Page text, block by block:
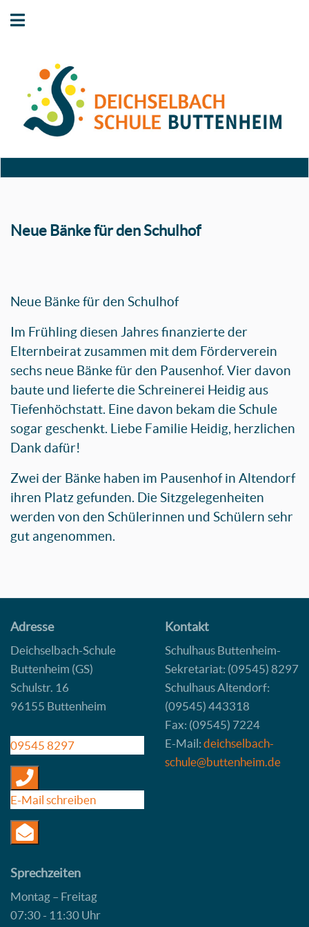
Neue Bänke für den Schulhof
Neue Bänke für den Schulhof
Im Frühling diesen Jahres finanzierte der
Elternbeirat zusammen mit dem Förderverein
sechs neue Bänke für den Pausenhof. Vier davon
baute und lieferte die Schreinerei Heidig aus
Tiefenhöchstatt. Eine davon bekam die Schule
sogar geschenkt. Liebe Familie Heidig, herzlichen
Dank dafür!
Zwei der Bänke haben im Pausenhof in Altendorf
ihren Platz gefunden. Die Sitzgelegenheiten
werden von den Schülerinnen und Schülern sehr
gut angenommen.
Adresse
Deichselbach-Schule
Buttenheim (GS)
Schulstr. 16
96155 Buttenheim
09545 8297
E-Mail schreiben
Kontakt
Schulhaus Buttenheim-
Sekretariat: (09545) 8297
Schulhaus Altendorf:
(09545) 443318
Fax: (09545) 7224
E-Mail: deichselbach-
schule@buttenheim.de
Sprechzeiten
Montag – Freitag
07:30 - 11:30 Uhr